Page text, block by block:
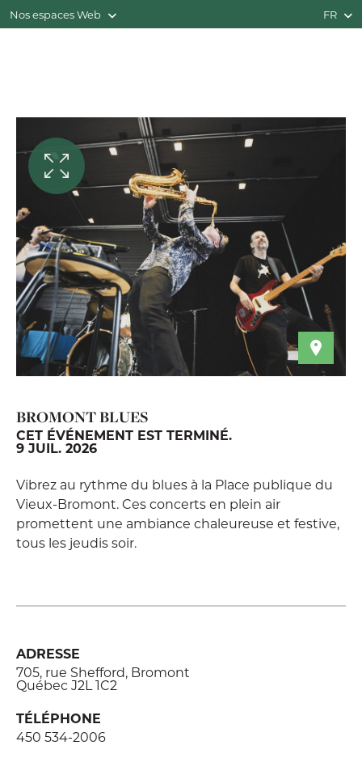
Nos espaces Web FR
BROMONT BLUES
CET ÉVÉNEMENT EST TERMINÉ.
9 JUIL. 2026
Vibrez au rythme du blues à la Place publique du
Vieux-Bromont. Ces concerts en plein air
promettent une ambiance chaleureuse et festive,
tous les jeudis soir.
ADRESSE
705, rue Shefford, Bromont
Québec J2L 1C2
TÉLÉPHONE
450 534-2006